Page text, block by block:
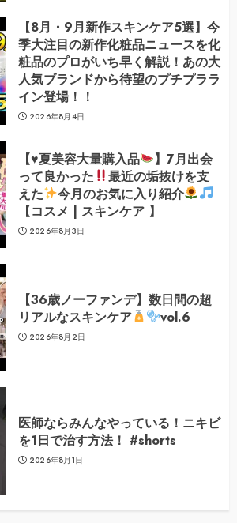
【8月・9月新作スキンケア5選】今
季大注目の新作化粧品ニュースを化
粧品のプロがいち早く解説！あの大
人気ブランドから待望のプチプララ
イン登場！！
2026年8月4日
【♥️夏美容大量購入品
】7月出会
って良かった
最近の垢抜けを支
えた
今月のお気に入り紹介
【コスメ | スキンケア 】
2026年8月3日
【36歳ノーファンデ】数日間の超
リアルなスキンケア
vol.6
2026年8月2日
医師ならみんなやっている！ニキビ
を1日で治す方法！ #shorts
2026年8月1日